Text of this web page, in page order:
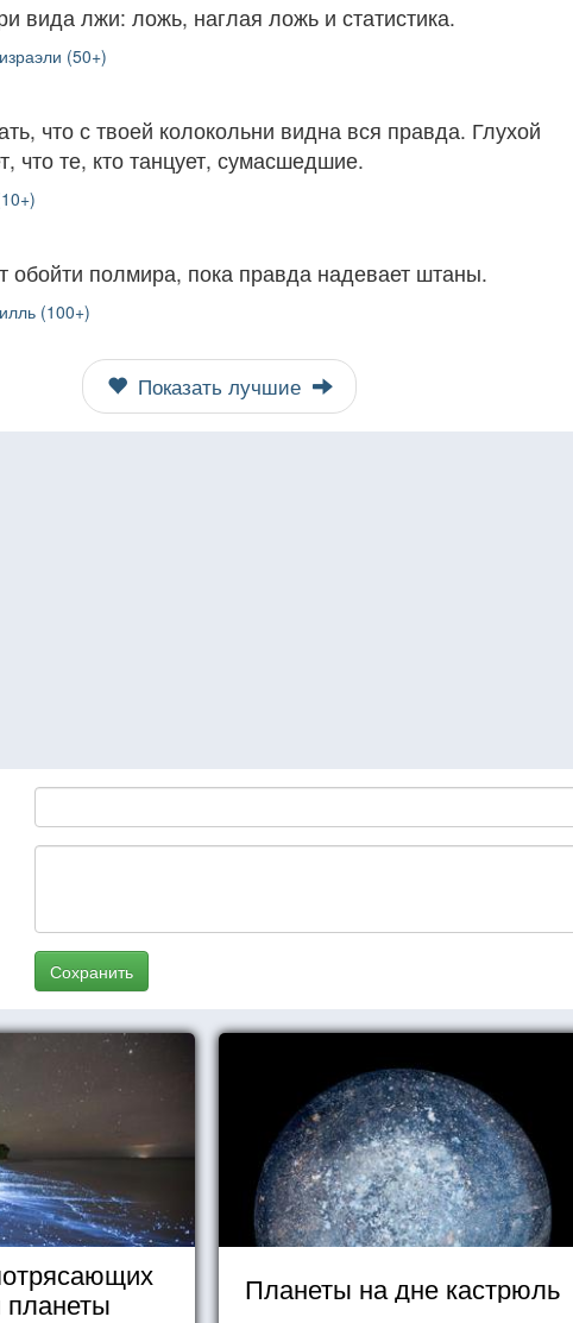
вида лжи: ложь, наглая ложь и статистика.
(50+)
что с твоей колокольни видна вся правда. Глухой
что те, кто танцует, сумасшедшие.
обойти полмира, пока правда надевает штаны.
(100+)
Показать лучшие
Сохранить
Планеты на дне кастрюль